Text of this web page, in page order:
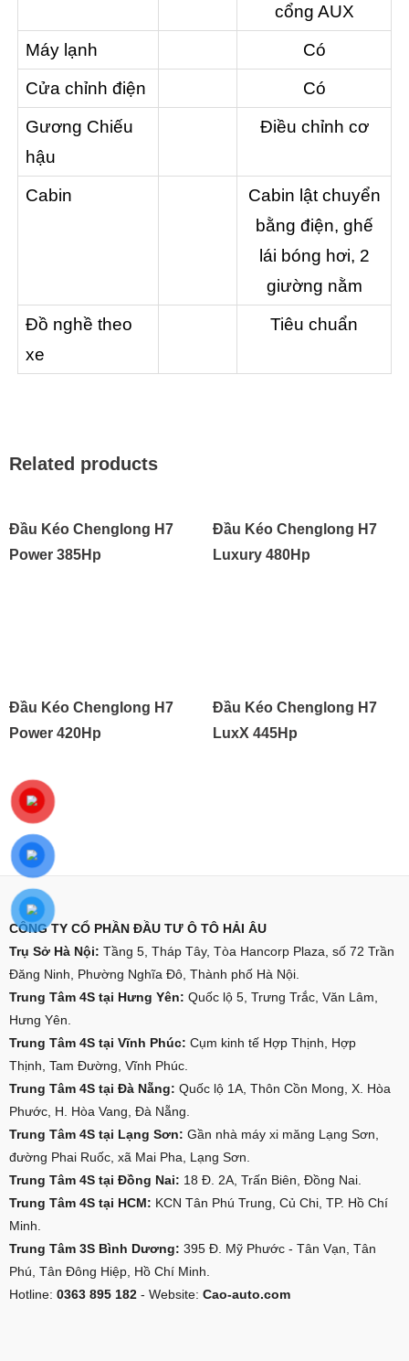
cổng AUX
Máy lạnh
Có
Cửa chỉnh điện
Có
Gương Chiếu
hậu
Điều chỉnh cơ
Cabin
Cabin lật chuyển
bằng điện, ghế
lái bóng hơi, 2
giường nằm
Đồ nghề theo
xe
Tiêu chuẩn
Related products
Đầu Kéo Chenglong H7
Power 385Hp
Đầu Kéo Chenglong H7
Luxury 480Hp
Đầu Kéo Chenglong H7
Power 420Hp
Read more
Đầu Kéo Chenglong H7
LuxX 445Hp
CÔNG TY CỔ PHẦN ĐẦU TƯ Ô TÔ HẢI ÂU
Trụ Sở Hà Nội: Tầng 5, Tháp Tây, Tòa Hancorp Plaza, số 72 Trần
Đăng Ninh, Phường Nghĩa Đô, Thành phố Hà Nội.
Trung Tâm 4S tại Hưng Yên: Quốc lộ 5, Trưng Trắc, Văn Lâm,
Hưng Yên.
Trung Tâm 4S tại Vĩnh Phúc: Cụm kinh tế Hợp Thịnh, Hợp
Thịnh, Tam Đường, Vĩnh Phúc.
Trung Tâm 4S tại Đà Nẵng: Quốc lộ 1A, Thôn Cồn Mong, X. Hòa
Phước, H. Hòa Vang, Đà Nẵng.
Trung Tâm 4S tại Lạng Sơn: Gần nhà máy xi măng Lạng Sơn,
đường Phai Ruốc, xã Mai Pha, Lạng Sơn.
Trung Tâm 4S tại Đồng Nai: 18 Đ. 2A, Trấn Biên, Đồng Nai.
Trung Tâm 4S tại HCM: KCN Tân Phú Trung, Củ Chi, TP. Hồ Chí
Minh.
Trung Tâm 3S Bình Dương: 395 Đ. Mỹ Phước - Tân Vạn, Tân
Phú, Tân Đông Hiệp, Hồ Chí Minh.
Hotline: 0363 895 182 - Website: Cao-auto.com